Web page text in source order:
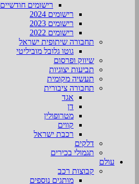
רישומים חודשיים 2025
רישומים 2024
רישומים 2023
רישומים 2022
תחבורה שיתופית ישראל
גוטו גלובל מוביליטי
שיווק ופרסום
תביעות יצוגיות
תעשיה מקומית
תחבורה ציבורית
אגד
דן
מטרופולין
קווים
רכבת ישראל
דלקים
תגמולי בכירים
עולם
קבוצות רכב
מותגים נוספים